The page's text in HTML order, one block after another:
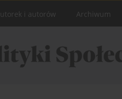
i autorów Archiwum